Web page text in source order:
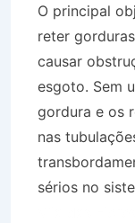
O principal
reter
causar
esgoto. Sem
gordura e os
nas
sérios no